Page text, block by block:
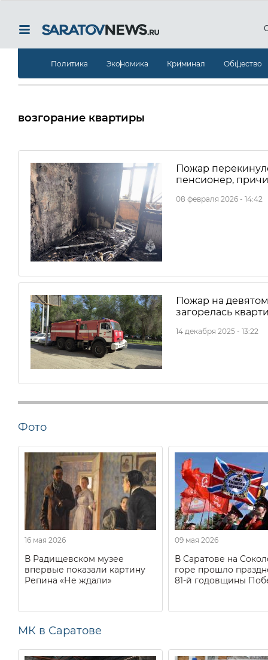
Политика Экономика Криминал Общество
возгорание квартиры
Пожар
пенсионер,
08 февраля 2026 - 14:42
Пожар на
загорелась
14 декабря 2025 - 13:22
Фото
16 мая 2026
В Радищевском музее
впервые показали картину
Репина «Не ждали»
09 мая 2026
В Саратове на
горе прошло
81-й годовщины
МК в Саратове